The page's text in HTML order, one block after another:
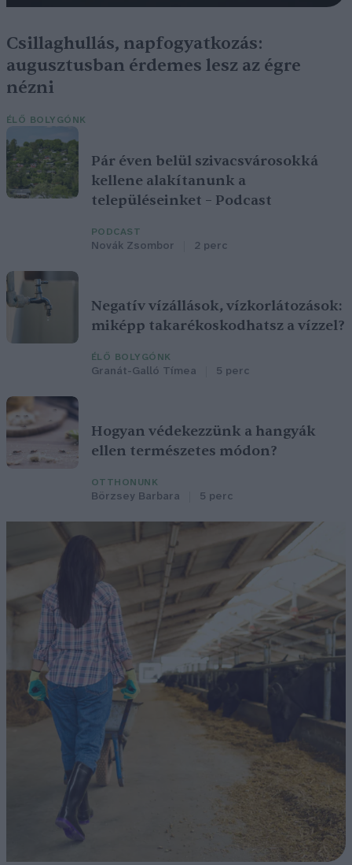
Csillaghullás, napfogyatkozás:
augusztusban érdemes lesz az égre
nézni
ÉLŐ BOLYGÓNK
Pár éven belül szivacsvárosokká
kellene alakítanunk a
településeinket – Podcast
PODCAST
Novák Zsombor 2 perc
Negatív vízállások, vízkorlátozások:
miképp takarékoskodhatsz a vízzel?
ÉLŐ BOLYGÓNK
Granát-Galló Tímea 5 perc
Hogyan védekezzünk a hangyák
ellen természetes módon?
OTTHONUNK
Börzsey Barbara 5 perc